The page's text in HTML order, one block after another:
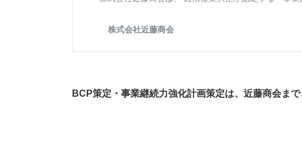
BCP策定・事業継続力強化計画策定は、近藤商会まで